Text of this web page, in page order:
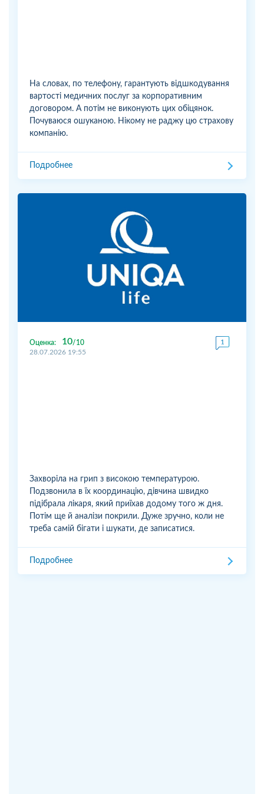
На словах, по телефону, гарантують відшкодування
вартості медичних послуг за корпоративним
договором. А потім не виконують цих обіцянок.
Почуваюся ошуканою. Нікому не раджу цю страхову
компанію.
Подробнее
Оценка: 10 10
28.07.2026 19:55
Захворіла на грип з високою температурою.
Подзвонила в їх координацію, дівчина швидко
підібрала лікаря, який приїхав додому того ж дня.
Потім ще й аналізи покрили. Дуже зручно, коли не
треба самій бігати і шукати, де записатися.
Подробнее